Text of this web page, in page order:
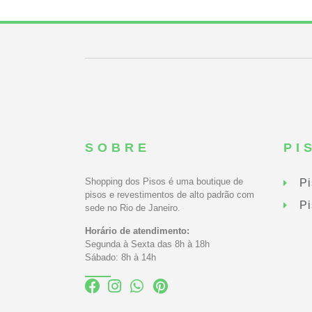
SOBRE
Shopping dos Pisos é uma boutique de
pisos e revestimentos de alto padrão com
sede no Rio de Janeiro.
Horário de atendimento:
Segunda à Sexta das 8h à 18h
Sábado: 8h à 14h